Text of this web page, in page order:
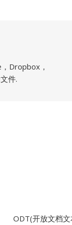
Dropbox，
件.
ODT(开放文档